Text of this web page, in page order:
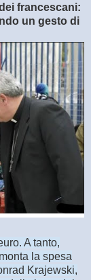
francescani:
un gesto di
A tanto,
la spesa
Krajewski,